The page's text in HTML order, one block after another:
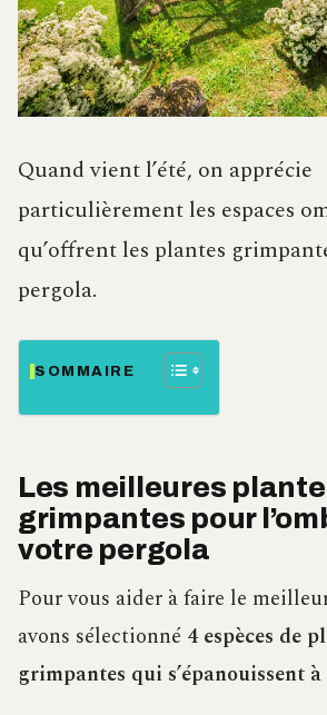
Quand vient l’été, on apprécie
particulièrement les espaces
qu’offrent les plantes
pergola.
SOMMAIRE
Les meilleures
grimpantes pour
votre pergola
Pour vous aider à faire le
avons sélectionné 4 espèces de
grimpantes qui s’épanouissent à